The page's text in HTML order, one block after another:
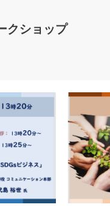
ショップ